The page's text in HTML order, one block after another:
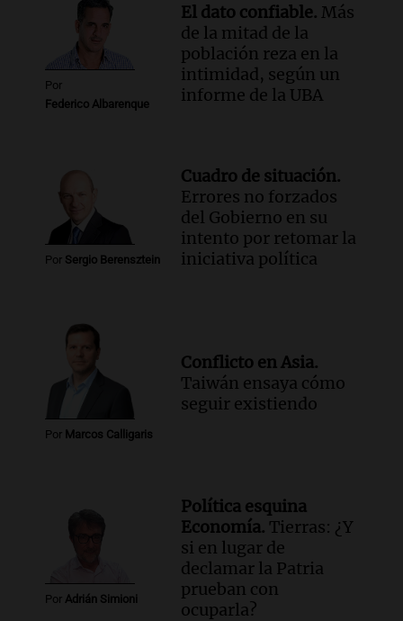
Por
Federico Albarenque
El dato confiable. Más
de la mitad de la
población reza en la
intimidad, según un
informe de la UBA
Por Sergio Berensztein
Cuadro de situación.
Errores no forzados
del Gobierno en su
intento por retomar la
iniciativa política
Por Marcos Calligaris
Conflicto en Asia.
Taiwán ensaya cómo
seguir existiendo
Por Adrián Simioni
Política esquina
Economía. Tierras: ¿Y
si en lugar de
declamar la Patria
prueban con
ocuparla?